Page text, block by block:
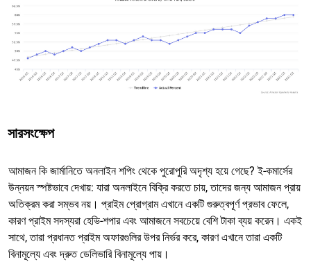
সারসংক্ষেপ
আমাজন কি জার্মানিতে অনলাইন শপিং থেকে পুরোপুরি অদৃশ্য হয়ে গেছে? ই-কমার্সের
উন্নয়ন স্পষ্টভাবে দেখায়: যারা অনলাইনে বিক্রি করতে চায়, তাদের জন্য আমাজন প্রায়
অতিক্রম করা সম্ভব নয়। প্রাইম প্রোগ্রাম এখানে একটি গুরুত্বপূর্ণ প্রভাব ফেলে,
কারণ প্রাইম সদস্যরা হেভি-শপার এবং আমাজনে সবচেয়ে বেশি টাকা ব্যয় করেন। একই
সাথে, তারা প্রধানত প্রাইম অফারগুলির উপর নির্ভর করে, কারণ এখানে তারা একটি
বিনামূল্যে এবং দ্রুত ডেলিভারি বিনামূল্যে পায়।